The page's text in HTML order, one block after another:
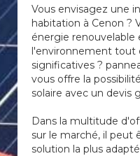
Vous envisagez une
habitation à Cenon ?
énergie renouvelable
l'environnement tout
significatives ?
vous offre la
solaire avec un devis
Dans la multitude
sur le marché, il peut
solution la plus